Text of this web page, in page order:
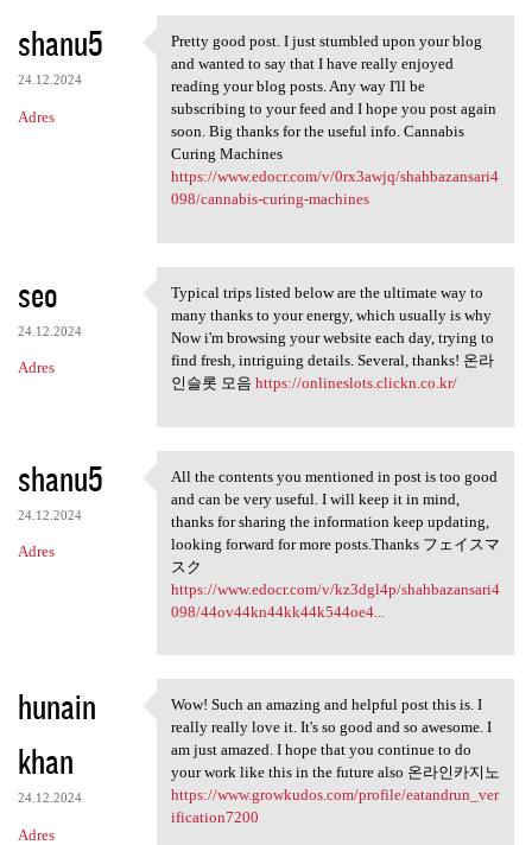
shanu5
24.12.2024
Adres
Pretty good post. I just
Pretty good post. I just stumbled upon your blog
and wanted to say that I have really enjoyed
reading your blog posts. Any way I'll be
subscribing to your feed and I hope you post again
soon. Big thanks for the useful info. Cannabis
Curing Machines
https://www.edocr.com/v/0rx3awjq/shahbazansari4
098/cannabis-curing-machines
seo
24.12.2024
Adres
Typical trips listed below
Typical trips listed below are the ultimate way to
many thanks to your energy, which usually is why
Now i'm browsing your website each day, trying to
find fresh, intriguing details. Several, thanks! 온라
인슬롯 모음 https://onlineslots.clickn.co.kr/
shanu5
24.12.2024
Adres
All the contents you
All the contents you mentioned in post is too good
and can be very useful. I will keep it in mind,
thanks for sharing the information keep updating,
looking forward for more posts.Thanks フェイスマ
スク
https://www.edocr.com/v/kz3dgl4p/shahbazansari4
098/44ov44kn44kk44k544oe4...
hunain
khan
24.12.2024
Adres
Wow! Such an amazing and
Wow! Such an amazing and helpful post this is. I
really really love it. It's so good and so awesome. I
am just amazed. I hope that you continue to do
your work like this in the future also 온라인카지노
https://www.growkudos.com/profile/eatandrun_ver
ification7200